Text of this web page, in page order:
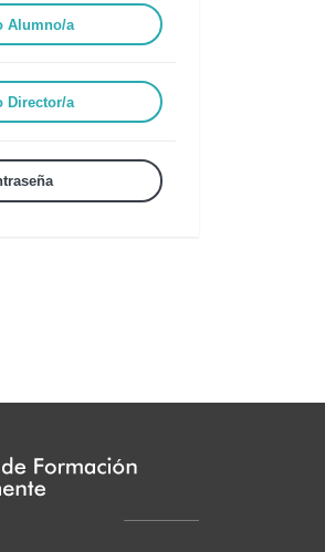
Alumno/a
Director/a